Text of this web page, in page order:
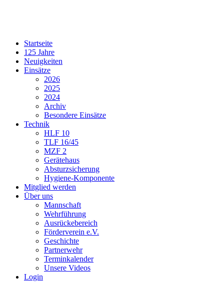
Startseite
125 Jahre
Neuigkeiten
Einsätze
2026
2025
2024
Archiv
Besondere Einsätze
Technik
HLF 10
TLF 16/45
MZF 2
Gerätehaus
Absturzsicherung
Hygiene-Komponente
Mitglied werden
Über uns
Mannschaft
Wehrführung
Ausrückebereich
Förderverein e.V.
Geschichte
Partnerwehr
Terminkalender
Unsere Videos
Login